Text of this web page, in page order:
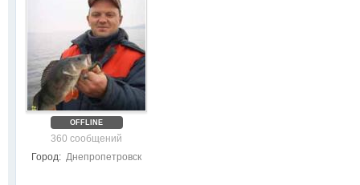
OFFLINE
360 сообщений
Город: Днепропетровск